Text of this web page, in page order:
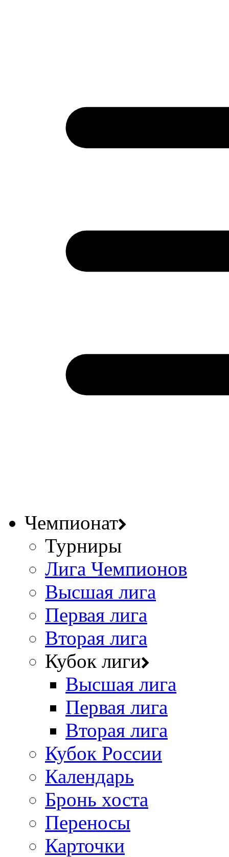
Чемпионат
Турниры
Лига Чемпионов
Высшая лига
Первая лига
Вторая лига
Кубок лиги
Высшая лига
Первая лига
Вторая лига
Кубок России
Календарь
Бронь хоста
Переносы
Карточки